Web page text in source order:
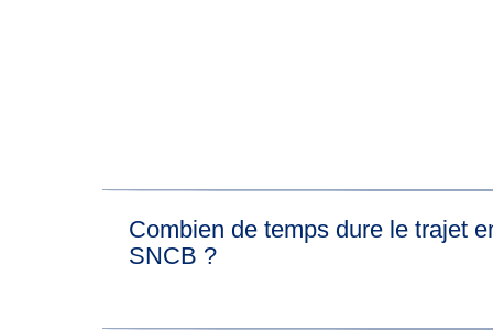
Combien de temps dure le trajet
SNCB ?